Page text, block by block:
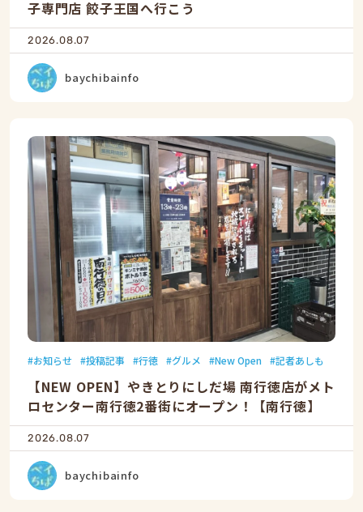
子専門店 餃子王国へ行こう
2026.08.07
baychibainfo
お知らせ 投稿記事 行徳 グルメ New Open 記者あしも
【NEW OPEN】やきとりにしだ場 南行徳店がメト
ロセンター南行徳2番街にオープン！【南行徳】
2026.08.07
baychibainfo